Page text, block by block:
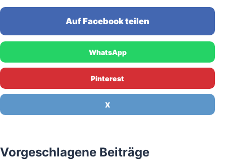
Auf Facebook teilen
WhatsApp
Pinterest
X
Vorgeschlagene Beiträge